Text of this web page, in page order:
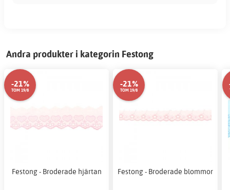
Andra produkter i kategorin Festong
-21%
TOM 19/8
Festong - Broderade hjärtan
-21%
TOM 19/8
Festong - Broderade blommor